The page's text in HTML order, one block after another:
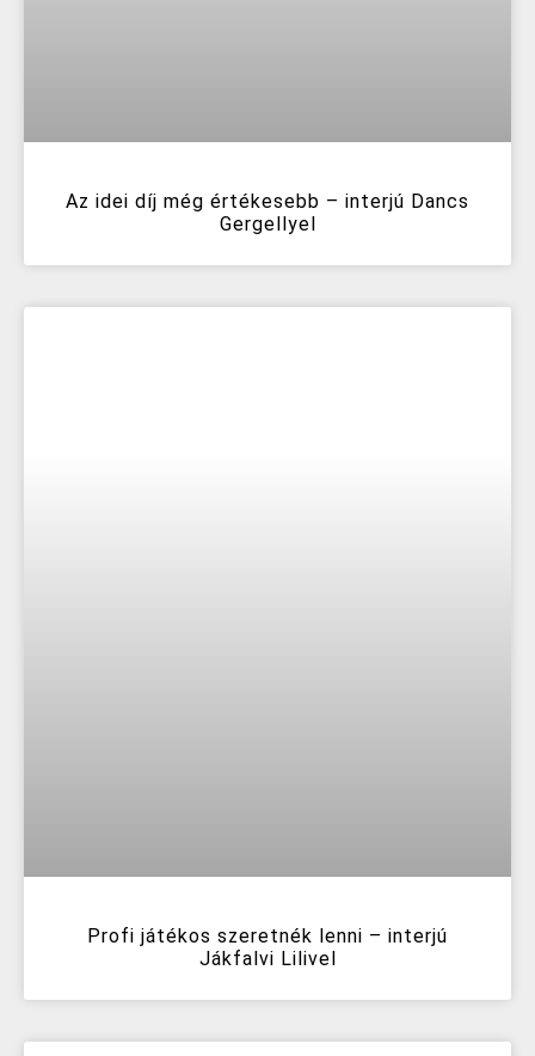
Az idei díj még értékesebb – interjú Dancs
Gergellyel
Profi játékos szeretnék lenni – interjú
Jákfalvi Lilivel